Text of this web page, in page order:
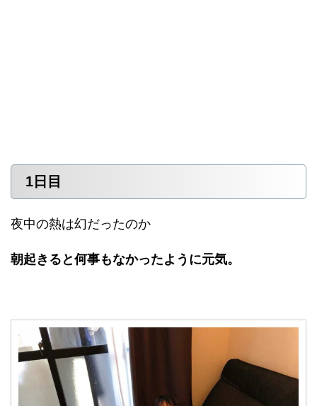
1日目
夜中の熱は幻だったのか
朝起きると何事もなかったように元気。